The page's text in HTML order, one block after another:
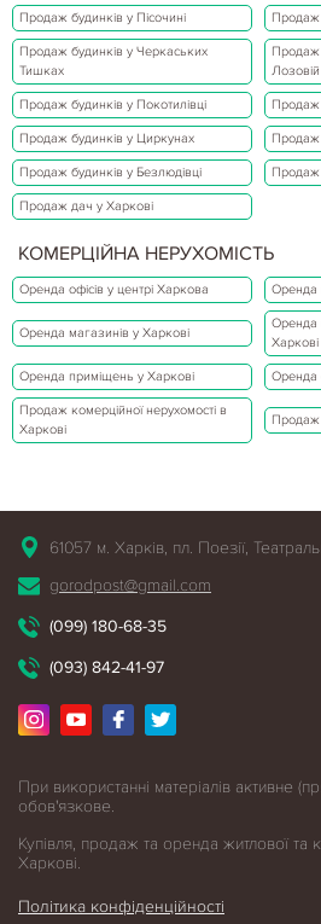
Продаж будинків у Пісочині Продаж
Продаж будинків у Черкаських
Тишках
Продаж
Лозовій
Продаж будинків у Покотилівці Продаж
Продаж будинків у Циркунах Продаж
Продаж будинків у Безлюдівці Продаж
Продаж дач у Харкові
КОМЕРЦІЙНА НЕРУХОМІСТЬ
Оренда офісів у центрі Харкова Оренда
Оренда магазинів у Харкові
Оренда
Харкові
Оренда приміщень у Харкові Оренда
Продаж комерційної нерухомості в
Харкові
Продаж
61057 м. Харків, пл. Поезії,
gorodpost@gmail.com
(099) 180-68-35
(093) 842-41-97
При використанні матеріалів активне
обов'язкове.
Купівля, продаж та оренда житлової та
Харкові.
Політика конфіденційності